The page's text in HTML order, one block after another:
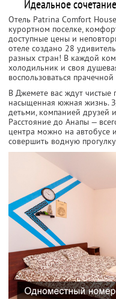
Идеальное
Отель Patrina Comfort
курортном поселке,
доступные цены и
отеле создано 28
разных стран! В каждой
холодильник и своя
воспользоваться
В Джемете вас ждут чистые
насыщенная южная жизнь.
детьми, компанией друзей
Расстояние до Анапы —
центра можно на автобусе
совершить водную